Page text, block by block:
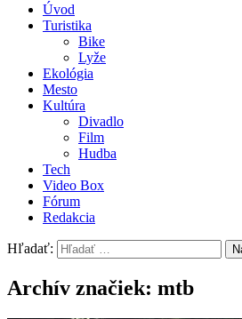
Úvod
Turistika
Bike
Lyže
Ekológia
Mesto
Kultúra
Divadlo
Film
Hudba
Tech
Video Box
Fórum
Redakcia
Hľadať:
Archív značiek: mtb